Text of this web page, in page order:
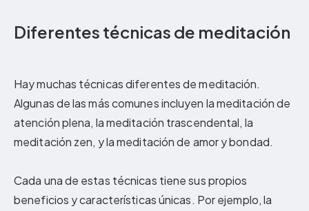
Diferentes técnicas de meditación
Hay muchas técnicas diferentes de meditación.
Algunas de las más comunes incluyen la meditación de
atención plena, la meditación trascendental, la
meditación zen, y la meditación de amor y bondad.
Cada una de estas técnicas tiene sus propios
beneficios y características únicas. Por ejemplo, la